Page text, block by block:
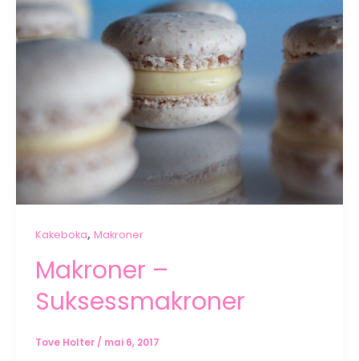
Kakeboka, Makroner
Makroner –
Suksessmakroner
Tove Holter/ mai 6, 2017